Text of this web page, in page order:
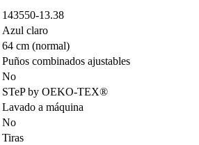
143550-13.38
Azul claro
64 cm (normal)
Puños combinados ajustables
No
STeP by OEKO-TEX®
Lavado a máquina
No
Tiras